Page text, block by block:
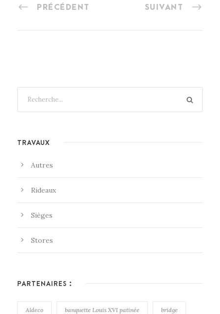
PRÉCÉDENT SUIVANT
TRAVAUX
Autres
Rideaux
Sièges
Stores
PARTENAIRES :
Aldeco banquette Louis XVI patinée bridge